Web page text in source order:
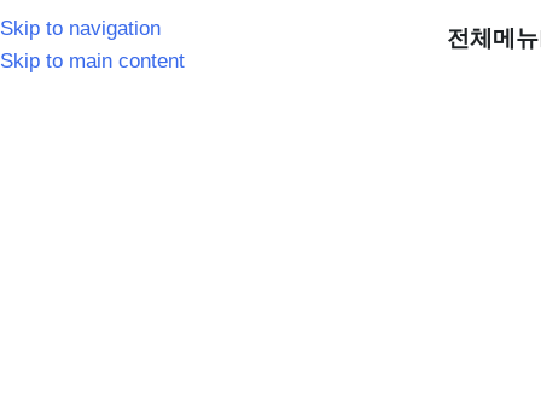
Skip to navigation
Skip to main content
전체메뉴